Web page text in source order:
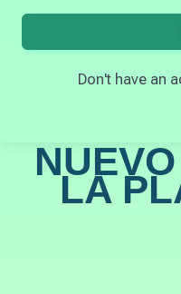
Don't have an
LA